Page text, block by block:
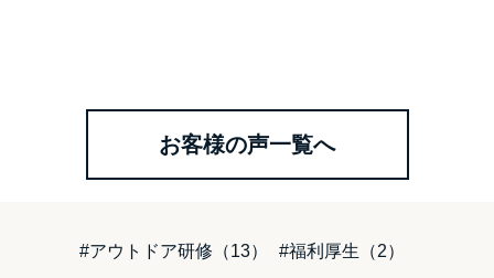
お客様の声一覧へ
#アウトドア研修（13） #福利厚生（2）